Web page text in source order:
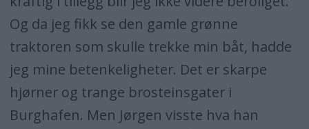
Og da jeg fikk se den gamle grønne
traktoren som skulle trekke min båt, hadde
jeg mine betenkeligheter. Det er skarpe
hjørner og trange brosteinsgater i
Burghafen. Men Jørgen visste hva han